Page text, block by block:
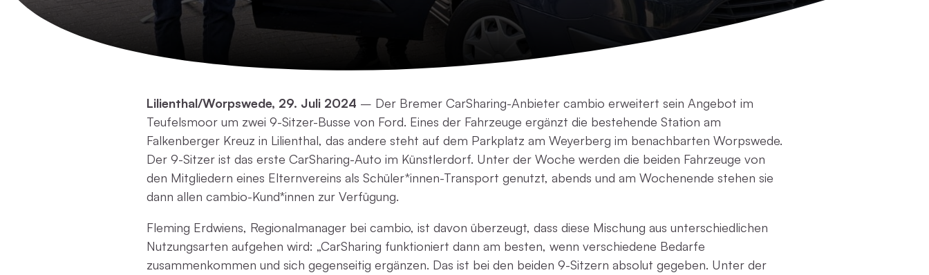
Lilienthal/Worpswede, 29. Juli 2024 – Der Bremer CarSharing-Anbieter cambio erweitert sein Angebot im
Teufelsmoor um zwei 9-Sitzer-Busse von Ford. Eines der Fahrzeuge ergänzt die bestehende Station am
Falkenberger Kreuz in Lilienthal, das andere steht auf dem Parkplatz am Weyerberg im benachbarten Worpswede.
Der 9-Sitzer ist das erste CarSharing-Auto im Künstlerdorf. Unter der Woche werden die beiden Fahrzeuge von
den Mitgliedern eines Elternvereins als Schüler*innen-Transport genutzt, abends und am Wochenende stehen sie
dann allen cambio-Kund*innen zur Verfügung.
Fleming Erdwiens, Regionalmanager bei cambio, ist davon überzeugt, dass diese Mischung aus unterschiedlichen
Nutzungsarten aufgehen wird: „CarSharing funktioniert dann am besten, wenn verschiedene Bedarfe
zusammenkommen und sich gegenseitig ergänzen. Das ist bei den beiden 9-Sitzern absolut gegeben. Unter der